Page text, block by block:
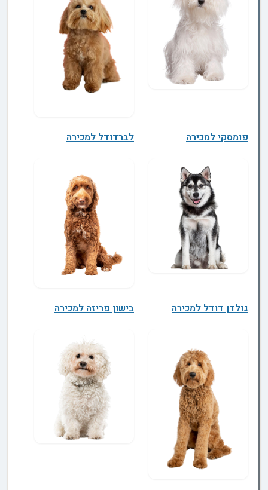
פומסקי למכירה לברדודל למכירה
גולדן דודל למכירה בישון פריזה למכירה